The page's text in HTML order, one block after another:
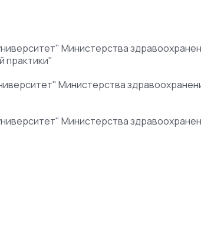
Министерства
практики"
Министерства
Министерства